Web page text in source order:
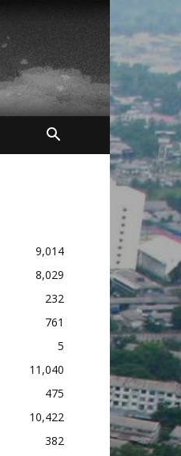
9,014
8,029
232
761
5
11,040
475
10,422
382